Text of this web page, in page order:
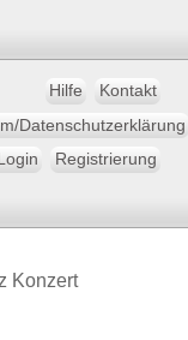
Hilfe
Kontakt
Datenschutzerklärung
Login Registrierung
Konzert